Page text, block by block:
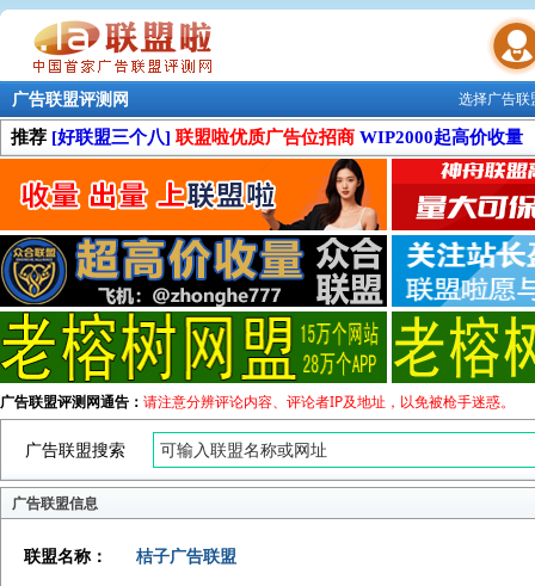
联盟学院
选择广告
广告联盟评测网
推荐 [好联盟三个八] 联盟啦优质广告位招商 WIP2000起高价收量
广告联盟评测网通告： 请注意分辨评论内容、评论者IP及地址，以免被枪手迷惑。
广告联盟搜索
广告联盟信息
联盟名称：
桔子广告联盟